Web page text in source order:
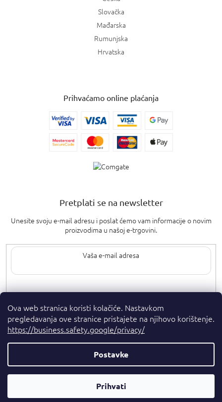
Ova web stranica koristi kolačiće. Nastavkom
pregledavanja ove stranice pristajete na njihovo korištenje.
https://business.safety.google/privacy/
Postavke
Prihvati
Slovačka
Mađarska
Rumunjska
Hrvatska
Prihvaćamo online plaćanja
Pretplati se na newsletter
Unesite svoju e-mail adresu i poslat ćemo vam informacije o novim
proizvodima u našoj e-trgovini.
Upisom svoje e-pošte pristajete nauvjete privatnosti.
Kreirao Shoptet Premium
Autorska prava 2026Parfumshop.hr. Sva prava pridržana.